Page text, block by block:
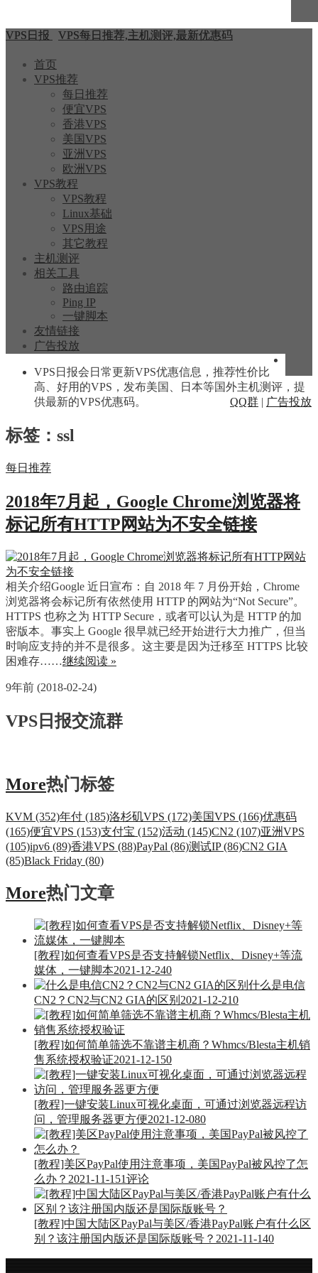
VPS日报 VPS每日推荐,主机测评,最新优惠码
首页
VPS推荐
每日推荐
便宜VPS
香港VPS
美国VPS
亚洲VPS
欧洲VPS
VPS教程
VPS教程
Linux基础
VPS用途
其它教程
主机测评
相关工具
路由追踪
Ping IP
一键脚本
友情链接
广告投放
VPS日报会日常更新VPS优惠信息，推荐性价比
高、好用的VPS，发布美国、日本等国外主机测评，提
供最新的VPS优惠码。
QQ群 | 广告投放
标签：ssl
每日推荐
2018年7月起，Google Chrome浏览器将
标记所有HTTP网站为不安全链接
相关介绍Google 近日宣布：自 2018 年 7 月份开始，Chrome
浏览器将会标记所有依然使用 HTTP 的网站为“Not Secure”。
HTTPS 也称之为 HTTP Secure，或者可以认为是 HTTP 的加
密版本。事实上 Google 很早就已经开始进行大力推广，但当
时响应支持的并不是很多。这主要是因为迁移至 HTTPS 比较
困难存……继续阅读 »
9年前 (2018-02-24)
VPS日报交流群
More热门标签
KVM (352)年付 (185)洛杉矶VPS (172)美国VPS (166)优惠码
(165)便宜VPS (153)支付宝 (152)活动 (145)CN2 (107)亚洲VPS
(105)ipv6 (89)香港VPS (88)PayPal (86)测试IP (86)CN2 GIA
(85)Black Friday (80)
More热门文章
[教程]如何查看VPS是否支持解锁Netflix、Disney+等流
媒体，一键脚本2021-12-240
什么是电信
CN2？CN2与CN2 GIA的区别 2021-12-210
[教程]如何简单筛选不靠谱主机商？Whmcs/Blesta主机销
售系统授权验证2021-12-150
[教程]一键安装Linux可视化桌面，可通过浏览器远程访
问，管理服务器更方便2021-12-080
[教程]美区PayPal使用注意事项，美国PayPal被风控了怎
么办？ 2021-11-151评论
[教程]中国大陆区PayPal与美区/香港PayPal账户有什么区
别？该注册国内版还是国际版账号？ 2021-11-140